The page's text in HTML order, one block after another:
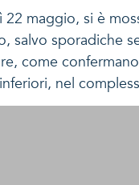
maggio, si è
sporadiche
come
nel